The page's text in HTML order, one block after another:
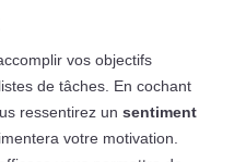
vos objectifs
de tâches. En cochant
ressentirez un sentiment
votre motivation.